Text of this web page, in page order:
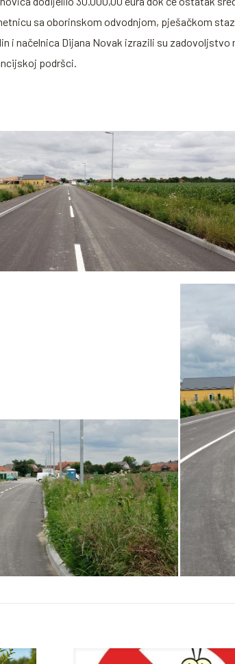
sa oborinskom odvodnjom, pješačkom
i načelnica Dijana Novak izrazili su
podršci.